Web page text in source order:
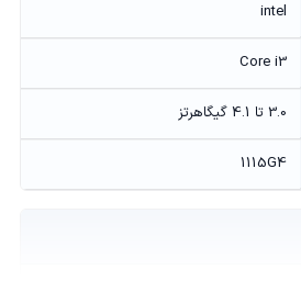
intel
Core i3
3.0 تا 4.1 گیگاهرتز
1115G4